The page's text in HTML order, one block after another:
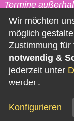
Termine
vorheriger
Kontakt
Impressum
Datenschutz
Newsletter
Wir möchten
möglich
Zustimmung für
notwendig &
jederzeit unter
werden.
Konfigurieren